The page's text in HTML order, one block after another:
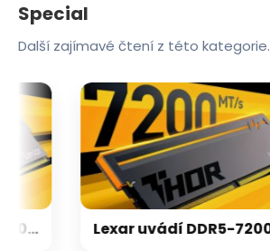
Special
Další zajímavé čtení z této kategorie.
Lexar uvádí DDR5-7200 v 32GB kitu s čipy od čínské CXMT, vyjdou na ~15500 Kč Lexar uvádí DDR5-7200 v 32GB kitu s čipy od čínské CXMT, vyjdou na ~15500 Kč